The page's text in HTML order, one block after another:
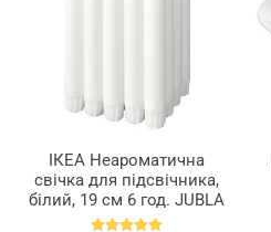
ІКЕА Неароматична
свічка для підсвічника,
білий, 19 см 6 год. JUBLA
ДЖУБЛ, 601.919.16